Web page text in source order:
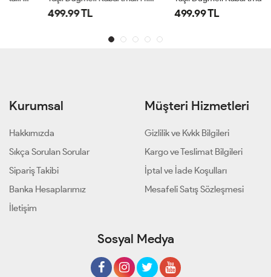
499.99 TL 499.99 TL
Kurumsal
Hakkımızda
Sıkça Sorulan Sorular
Sipariş Takibi
Banka Hesaplarımız
İletişim
Müşteri Hizmetleri
Gizlilik ve Kvkk Bilgileri
Kargo ve Teslimat Bilgileri
İptal ve İade Koşulları
Mesafeli Satış Sözleşmesi
Sosyal Medya